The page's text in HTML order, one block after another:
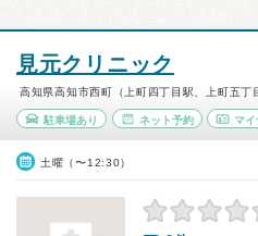
見元クリニック
高知県高知市西町（上町四丁目駅、上町五丁
駐車場あり ネット予約 マ
土曜（〜12:30）